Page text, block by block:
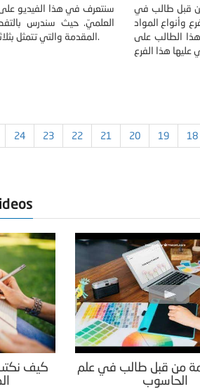
قبل طالب في
وأنواع المواد
هذا الطالب على
سنتعرف في هذا الفيديو
العلميّ. حيث سندرس
المقدمة والتي تتمثل بثلاثة أجزاء من تحديد للمعرفة الحالية و.
18
19
20
21
22
23
24
من قبل طالب في علم
الحاسوب